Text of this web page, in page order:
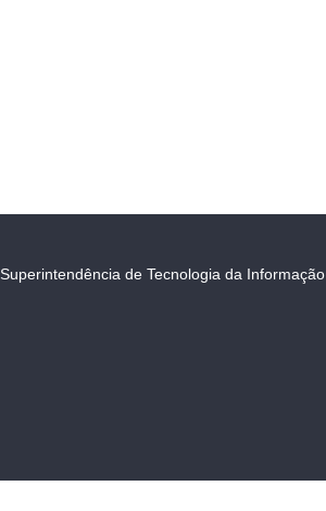
Superintendência de Tecnologia da Informação